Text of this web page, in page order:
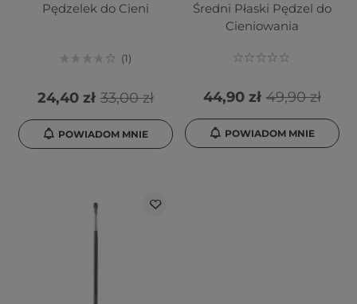
Pędzelek do Cieni
1
33,00 zł
24,40 zł
POWIADOM MNIE
Średni Płaski Pędzel do
Cieniowania
49,90 zł
44,90 zł
POWIADOM MNIE